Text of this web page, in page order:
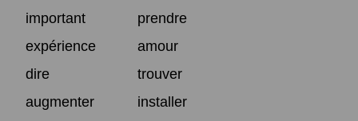
important
prendre
expérience
amour
dire
trouver
augmenter
installer